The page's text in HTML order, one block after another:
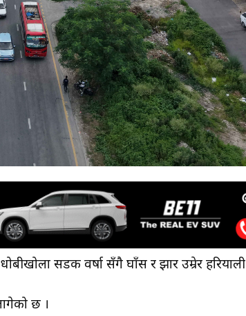
सडक वर्षा सँगै घाँस र झार उम्रेर हरियाली
छ ।